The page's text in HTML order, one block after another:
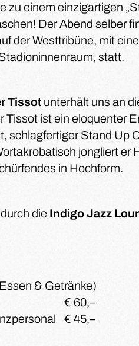
zu einem einzigartigen
Der Abend selber
der Westtribüne, mit
statt.
Tissot unterhält uns an
Tissot ist ein eloquenter
schlagfertiger Stand Up
jongliert er
in Hochform.
die Indigo Jazz
& Getränke)
€ 60,–
€ 45,–